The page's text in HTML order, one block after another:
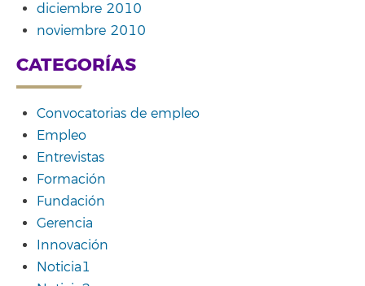
diciembre 2010
noviembre 2010
CATEGORÍAS
Convocatorias de empleo
Empleo
Entrevistas
Formación
Fundación
Gerencia
Innovación
Noticia1